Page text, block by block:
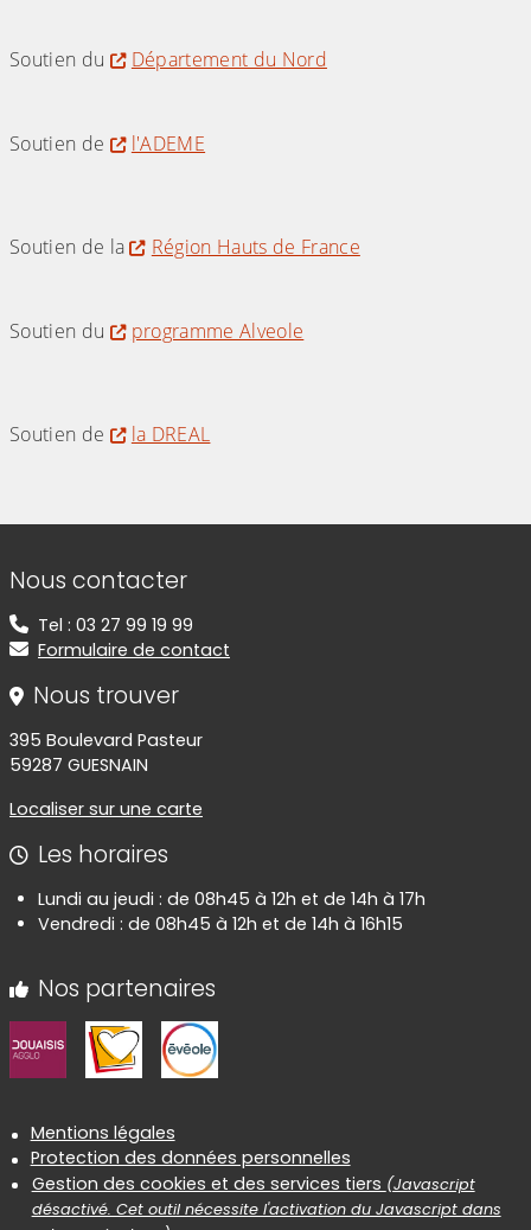
Soutien du
Département du Nord
Soutien de
l'ADEME
Soutien de la
Région Hauts de France
Soutien du
programme Alveole
Soutien de
la DREAL
Informations de contact
Nous contacter
Tel : 03 27 99 19 99
Formulaire de contact
Nous trouver
395 Boulevard Pasteur
59287 GUESNAIN
Localiser sur une carte
Les horaires
Lundi au jeudi : de 08h45 à 12h et de 14h à 17h
Vendredi : de 08h45 à 12h et de 14h à 16h15
Nos partenaires
Informations réglementaires
Mentions légales
Protection des données personnelles
Gestion des cookies et des services tiers (Javascript
désactivé. Cet outil nécessite l'activation du Javascript dans